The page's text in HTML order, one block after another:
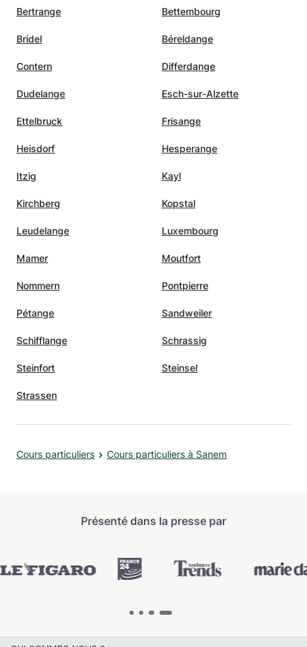
Bertrange Bettembourg
Bridel Béreldange
Contern Differdange
Dudelange Esch-sur-Alzette
Ettelbruck Frisange
Heisdorf Hesperange
Itzig Kayl
Kirchberg Kopstal
Leudelange Luxembourg
Mamer Moutfort
Nommern Pontpierre
Pétange Sandweiler
Schifflange Schrassig
Steinfort Steinsel
Strassen
Cours particuliers Cours particuliers à Sanem
Présenté dans la presse par